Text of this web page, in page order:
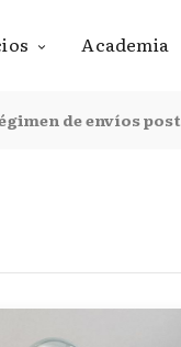
Academia
de envíos